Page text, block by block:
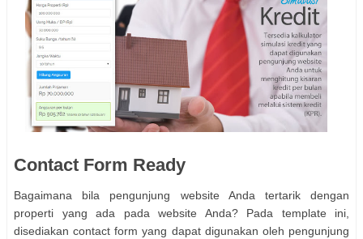
Contact Form Ready
Bagaimana bila pengunjung website Anda tertarik dengan
properti yang ada pada website Anda? Pada template ini,
disediakan contact form yang dapat digunakan oleh pengunjung